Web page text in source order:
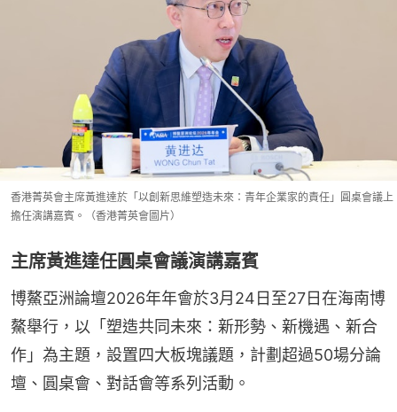
香港菁英會主席黃進達於「以創新思維塑造未來：青年企業家的責任」圓桌會議上
擔任演講嘉賓。（香港菁英會圖片）
主席黃進達任圓桌會議演講嘉賓
博鰲亞洲論壇2026年年會於3月24日至27日在海南博
鰲舉行，以「塑造共同未來：新形勢、新機遇、新合
作」為主題，設置四大板塊議題，計劃超過50場分論
壇、圓桌會、對話會等系列活動。